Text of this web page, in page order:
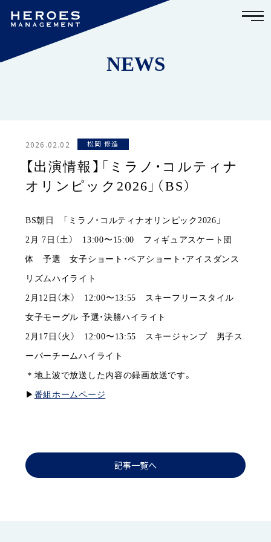
NEWS
2026.02.02 松岡 修造
【出演情報】「ミラノ・コルティナ
オリンピック2026」（BS）
BS朝日 「ミラノ・コルティナオリンピック2026」
2月 7日（土） 13:00〜15:00 フィギュアスケート団
体 予選 女子ショート・ペアショート・アイスダンス
リズムハイライト
2月12日（木） 12:00〜13:55 スキーフリースタイル
女子モーグル 予選・決勝ハイライト
2月17日（火） 12:00〜13:55 スキージャンプ 男子ス
ーパーチームハイライト
＊地上波で放送した内容の録画放送です。
▶︎ 番組ホームページ
記事一覧へ